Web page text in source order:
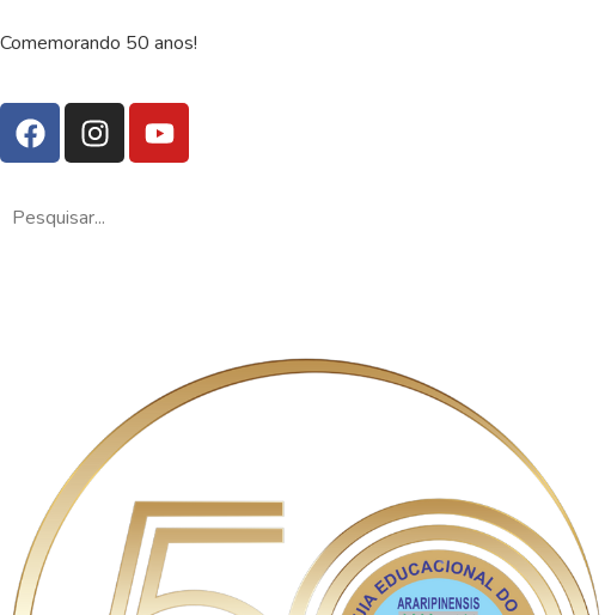
Comemorando 50 anos!